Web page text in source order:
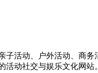
活动、户外活动、商
动社交与娱乐文化网站。